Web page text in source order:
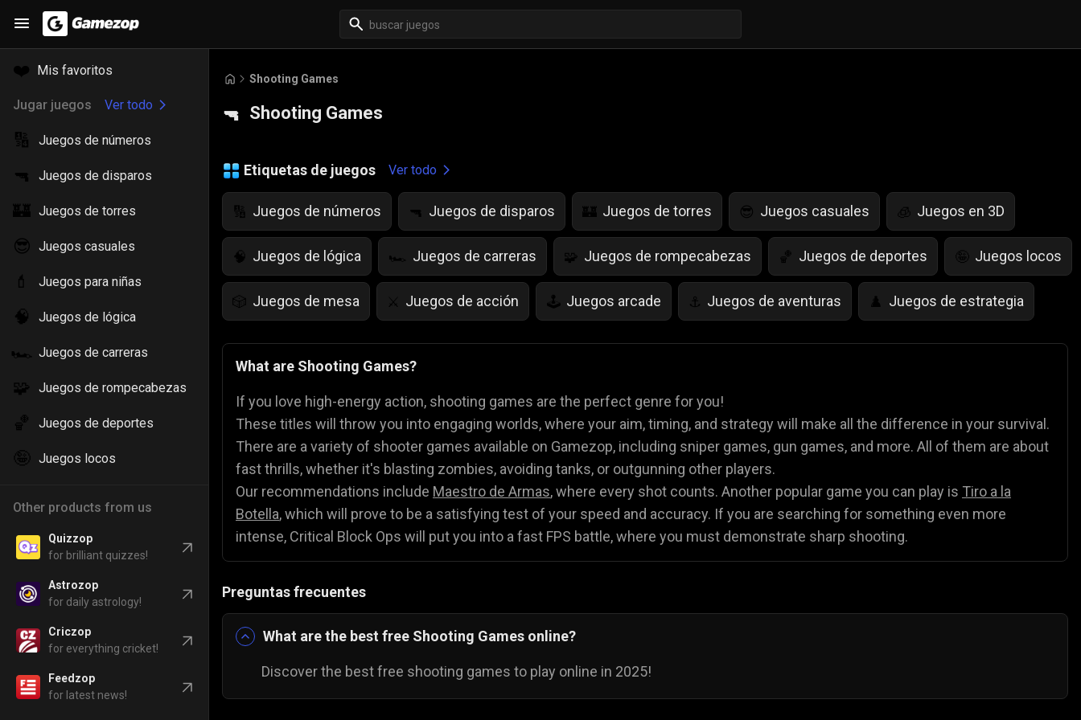
❤️ Mis favoritos
Jugar juegos Ver todo
🔢 Juegos de números
🔫 Juegos de disparos
🏰 Juegos de torres
😎 Juegos casuales
💄 Juegos para niñas
🧠 Juegos de lógica
🏎️ Juegos de carreras
🧩 Juegos de rompecabezas
🏀 Juegos de deportes
🤪 Juegos locos
Other products from us
Quizzop
for brilliant quizzes!
Astrozop
for daily astrology!
Criczop
for everything cricket!
Feedzop
for latest news!
Shooting Games
🔫 Shooting Games
Etiquetas de juegos Ver todo
🔢 Juegos de números 🔫 Juegos de disparos 🏰 Juegos de torres 😎 Juegos casuales 🧊 Juegos en 3D
🧠 Juegos de lógica 🏎️ Juegos de carreras 🧩 Juegos de rompecabezas 🏀 Juegos de deportes 🤪 Juegos locos
🎲 Juegos de mesa ⚔️ Juegos de acción 🕹️ Juegos arcade ⚓ Juegos de aventuras ♟️ Juegos de estrategia
💄 Juegos para niñas 🍇 Juegos de Frutas 💡 juegos de IQ 🌱 Juegos de Simulación de Vida 🤸 Juegos de Saltar
🎨
🍕 Juegos de volar Juegos de animales partidos de fútbol
What are Shooting Games?
If you love high-energy action, shooting games are the perfect genre for you!
These titles will throw you into engaging worlds, where your aim, timing, and strategy will make all the difference in your survival.
There are a variety of shooter games available on Gamezop, including sniper games, gun games, and more. All of them are about
fast thrills, whether it's blasting zombies, avoiding tanks, or outgunning other players.
Our recommendations include Maestro de Armas, where every shot counts. Another popular game you can play is Tiro a la
Botella, which will prove to be a satisfying test of your speed and accuracy. If you are searching for something even more
intense, Critical Block Ops will put you into a fast FPS battle, where you must demonstrate sharp shooting.
Preguntas frecuentes
What are the best free Shooting Games online?
Discover the best free shooting games to play online in 2025!